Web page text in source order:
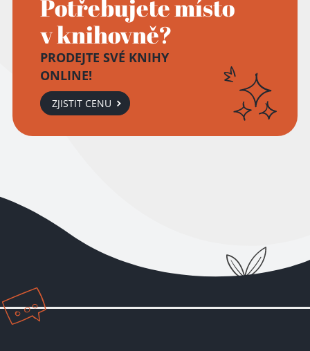
Potřebujete místo
v knihovně?
PRODEJTE SVÉ KNIHY
ONLINE!
ZJISTIT CENU
Přidáno do košíku!